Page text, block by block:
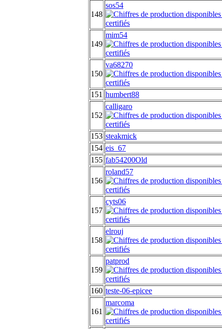
148
sos54
149
mim54
150
va68270
151 humbert88
152
calligaro
153 steakmick
154 eis_67
155 fab54200Old
156
roland57
157
cyts06
158
elrouj
159
patprod
160 teste-06-epicee
161
marcoma